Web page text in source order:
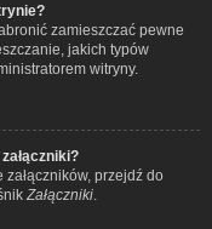
zamieszczać pewne
jakich typów
witryny.
przejdź do
Załączniki